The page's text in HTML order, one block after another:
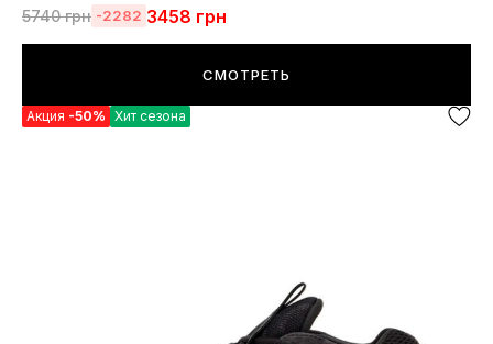
5740грн -2282 3458 грн
СМОТРЕТЬ
Акция -50% Хит сезона